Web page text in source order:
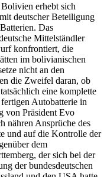
erhebt sich
deutscher Beteiligung
Das
Mittelständler
konfrontiert, die
im bolivianischen
nicht an den
die Zweifel daran, ob
eine komplette
Autobatterie in
von Präsident Evo
nähren Ansprüche des
und auf die Kontrolle der
dem
der sich bei der
der bundesdeutschen